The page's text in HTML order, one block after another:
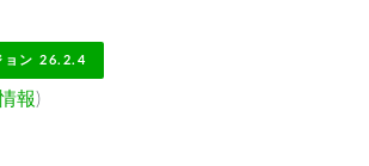
ョン 26.2.4
報)